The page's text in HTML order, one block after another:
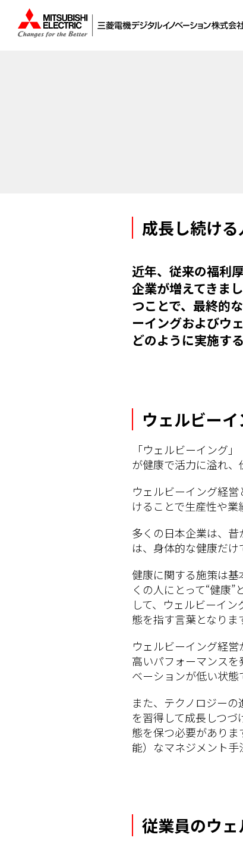
成長し続け
近年、従来の福利
企業が増えてきま
つことで、最終的
ーイングおよびウ
どのように実施す
ウェルビー
「ウェルビーイング
が健康で活力に溢れ、
ウェルビーイング経
けることで生産性や業
多くの日本企業は、
は、身体的な健康だけ
健康に関する施策は
くの人にとって“健康
して、ウェルビーイ
態を指す言葉となりま
ウェルビーイング経
高いパフォーマンス
ベーションが低い状態
また、テクノロジー
を習得して成長しつ
態を保つ必要があり
能）なマネジメント手
従業員のウ